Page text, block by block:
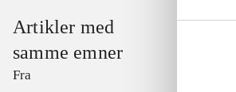
Artikler med
samme emner
Fra